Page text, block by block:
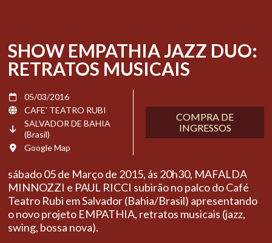
SHOW EMPATHIA JAZZ DUO:
RETRATOS MUSICAIS
05/03/2016
CAFE' TEATRO RUBI
SALVADOR DE BAHIA
(Brasil)
Google Map
COMPRA DE
INGRESSOS
sábado 05 de Março de 2015, ás 20h30, MAFALDA
MINNOZZI e PAUL RICCI subirão no palco do Café
Teatro Rubi em Salvador (Bahia/Brasil) apresentando
o novo projeto EMPATHIA, retratos musicais (jazz,
swing, bossa nova).